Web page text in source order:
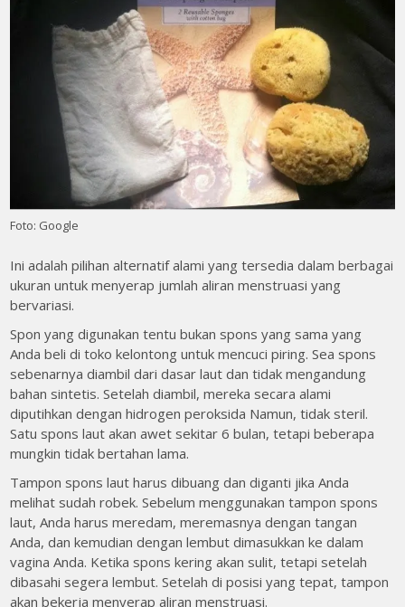
Foto: Google
Ini adalah pilihan alternatif alami yang tersedia dalam berbagai
ukuran untuk menyerap jumlah aliran menstruasi yang
bervariasi.
Spon yang digunakan tentu bukan spons yang sama yang
Anda beli di toko kelontong untuk mencuci piring. Sea spons
sebenarnya diambil dari dasar laut dan tidak mengandung
bahan sintetis. Setelah diambil, mereka secara alami
diputihkan dengan hidrogen peroksida Namun, tidak steril.
Satu spons laut akan awet sekitar 6 bulan, tetapi beberapa
mungkin tidak bertahan lama.
Tampon spons laut harus dibuang dan diganti jika Anda
melihat sudah robek. Sebelum menggunakan tampon spons
laut, Anda harus meredam, meremasnya dengan tangan
Anda, dan kemudian dengan lembut dimasukkan ke dalam
vagina Anda. Ketika spons kering akan sulit, tetapi setelah
dibasahi segera lembut. Setelah di posisi yang tepat, tampon
akan bekerja menyerap aliran menstruasi.